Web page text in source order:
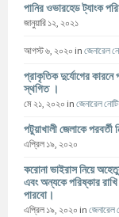
পানির ওভারহেড ট্যাংক
জানুয়ারি ১২, ২০২১
আগস্ট ৬, ২০২০ in জেনারেল
প্রাকৃতিক দুর্যোগের কারনে
স্থগিত ।
মে ২১, ২০২০ in জেনারেল
পটুয়াখালী জেলাকে
এপ্রিল ১৯, ২০২০
করোনা ভাইরাস নিয়ে
এবং অন্যকে পরিষ্কার
পারবো।
এপ্রিল ১৯, ২০২০ in জেনারেল